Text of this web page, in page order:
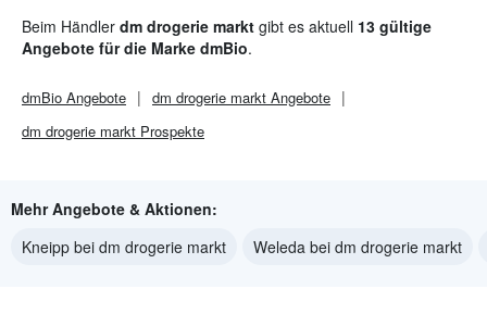
Beim Händler dm drogerie markt gibt es aktuell 13 gültige
Angebote für die Marke dmBio.
dmBio Angebote dm drogerie markt Angebote
dm drogerie markt Prospekte
Mehr Angebote & Aktionen:
Kneipp bei dm drogerie markt
Weleda bei dm drogerie markt